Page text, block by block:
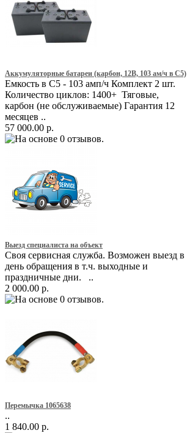
Аккумуляторные батареи (карбон, 12В, 103 ам/ч в С5)
Емкость в С5 - 103 амп/ч Комплект 2 шт.
Количество циклов: 1400+ Тяговые,
карбон (не обслуживаемые) Гарантия 12
месяцев ..
57 000.00 р.
Выезд специалиста на объект
Своя сервисная служба. Возможен выезд в
день обращения в т.ч. выходные и
праздничные дни. ..
2 000.00 р.
Перемычка 1065638
..
1 840.00 р.